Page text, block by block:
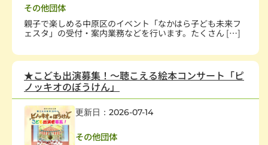
その他団体
親子で楽しめる中原区のイベント「なかはら子ども未来フ
ェスタ」の受付・案内業務などを行います。たくさん […]
★こども出演募集！～聴こえる絵本コンサート「ピ
ノッキオのぼうけん」
更新日：2026-07-14
その他団体